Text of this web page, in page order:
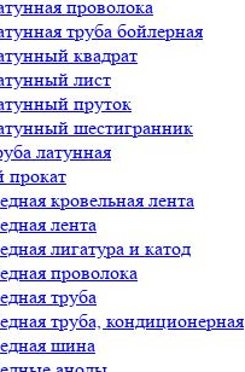
проволока
труба бойлерная
квадрат
лист
пруток
шестигранник
латунная
кровельная лента
лента
лигатура и катод
проволока
труба
труба, кондиционерная
шина